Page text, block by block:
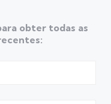
obter todas as